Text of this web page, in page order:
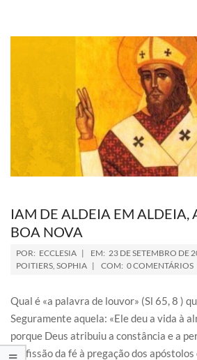
IAM DE ALDEIA EM
BOA NOVA
POR: ECCLESIA EM: 23 DE SETEMBRO DE
POITIERS, SOPHIA COM: 0 COMENTÁRIOS
Qual é «a palavra de louvor» (Sl 65, 8 )
Seguramente aquela: «Ele deu a vida à
porque Deus atribuiu a constância e a
profissão da fé à pregação dos apóstolos